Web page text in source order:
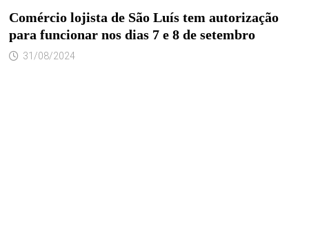
Comércio lojista de São Luís tem autorização
para funcionar nos dias 7 e 8 de setembro
31/08/2024